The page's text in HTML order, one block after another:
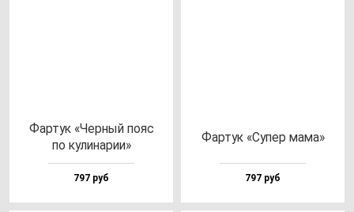
Фар­тук «Чер­ный по­яс
по ку­ли­на­рии»
797 руб
Фар­тук «Супер ма­ма»
797 руб